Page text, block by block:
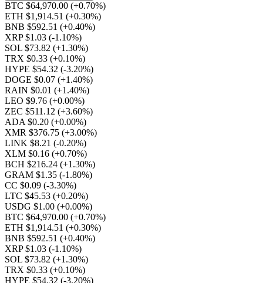
BTC $64,970.00 (+0.70%)
ETH $1,914.51 (+0.30%)
BNB $592.51 (+0.40%)
XRP $1.03 (-1.10%)
SOL $73.82 (+1.30%)
TRX $0.33 (+0.10%)
HYPE $54.32 (-3.20%)
DOGE $0.07 (+1.40%)
RAIN $0.01 (+1.40%)
LEO $9.76 (+0.00%)
ZEC $511.12 (+3.60%)
ADA $0.20 (+0.00%)
XMR $376.75 (+3.00%)
LINK $8.21 (-0.20%)
XLM $0.16 (+0.70%)
BCH $216.24 (+1.30%)
GRAM $1.35 (-1.80%)
CC $0.09 (-3.30%)
LTC $45.53 (+0.20%)
USDG $1.00 (+0.00%)
BTC $64,970.00 (+0.70%)
ETH $1,914.51 (+0.30%)
BNB $592.51 (+0.40%)
XRP $1.03 (-1.10%)
SOL $73.82 (+1.30%)
TRX $0.33 (+0.10%)
HYPE $54.32 (-3.20%)